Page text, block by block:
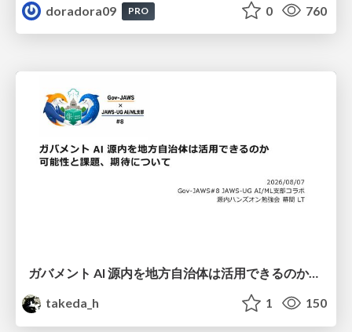
doradora09
PRO 0 760
ガバメント AI 源内を地方自治体は活用できるのか 可能性と課題、期待について
takeda_h
1 150